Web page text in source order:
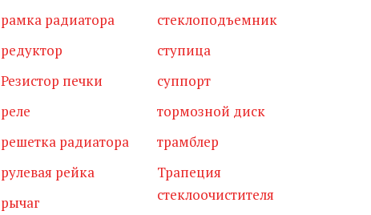
рамка радиатора
редуктор
Резистор печки
реле
решетка радиатора
рулевая рейка
рычаг
стеклоподъемник
ступица
суппорт
тормозной диск
трамблер
Трапеция
стеклоочистителя